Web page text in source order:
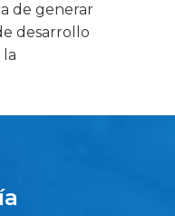
de generar
desarrollo
la